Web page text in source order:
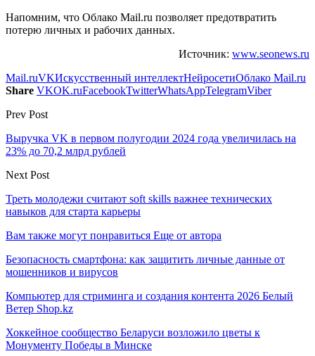
Напомним, что Облако Mail.ru позволяет предотвратить
потерю личных и рабочих данных.
Источник: www.seonews.ru
Mail.ruVKИскусственный интеллектНейросетиОблако Mail.ru
Share VKOK.ruFacebookTwitterWhatsAppTelegramViber
Prev Post
Выручка VK в первом полугодии 2024 года увеличилась на
23% до 70,2 млрд рублей
Next Post
Треть молодежи считают soft skills важнее технических
навыков для старта карьеры
Вам также могут понравиться Еще от автора
Безопасность смартфона: как защитить личные данные от
мошенников и вирусов
Компьютер для стриминга и создания контента 2026 Белый
Ветер Shop.kz
Хоккейное сообщество Беларуси возложило цветы к
Монументу Победы в Минске